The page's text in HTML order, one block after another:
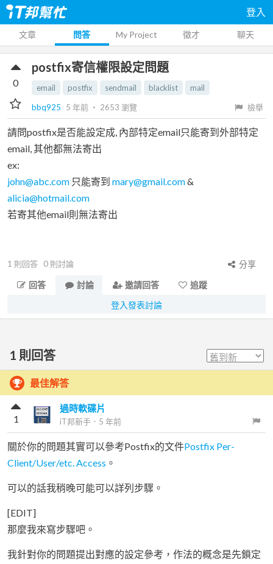
登入
文章 問答 My Project 徵才 聊天
postfix寄信權限設定問題
email postfix sendmail blacklist
mail
bbq925
5 年前 ‧ 2653 瀏覽 檢舉
0
請問postfix是否能設定成, 內部特定email只能寄到外部特定
email, 其他都無法寄出
ex:
john@abc.com 只能寄到 mary@gmail.com&
alicia@hotmail.com
若寄其他email則無法寄出
1 則回答 0 則討論
分享
回答
討論 邀請回答
追蹤
登入發表討論
1 則回答
最佳解答
過時軟碟片
iT邦新手 ． 5 年前
1
關於你的問題其實可以參考Postfix的文件Postfix Per-
Client/User/etc. Access 。
可以的話我稍晚可能可以詳列步驟。
[EDIT]
那麼我來寫步驟吧。
我針對你的問題提出對應的設定參考，作法的概念是先鎖定